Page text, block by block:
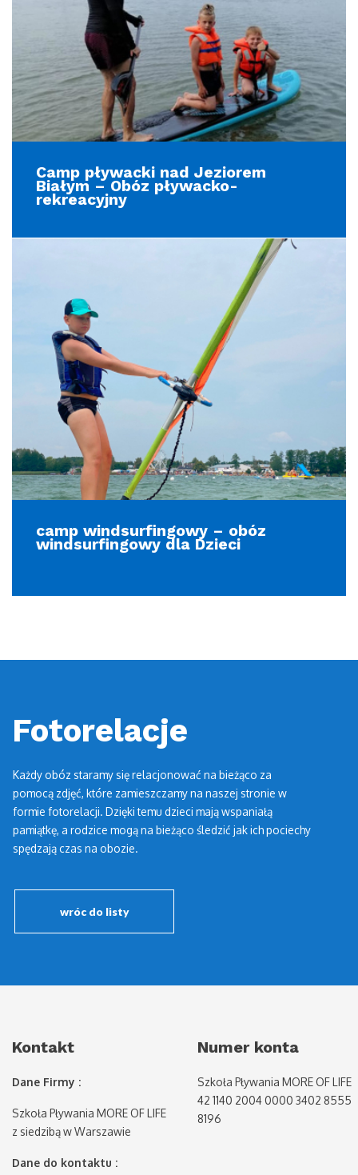
Camp pływacki nad Jeziorem
Białym – Obóz pływacko-
rekreacyjny
camp windsurfingowy – obóz
windsurfingowy dla Dzieci
Fotorelacje
Każdy obóz staramy się relacjonować na bieżąco za
pomocą zdjęć, które zamieszczamy na naszej stronie w
formie fotorelacji. Dzięki temu dzieci mają wspaniałą
pamiątkę, a rodzice mogą na bieżąco śledzić jak ich pociechy
spędzają czas na obozie.
wróc do listy
Kontakt
Dane Firmy :
Szkoła Pływania MORE OF LIFE
z siedzibą w Warszawie
Dane do kontaktu :
Numer konta
Szkoła Pływania MORE OF LIFE
42 1140 2004 0000 3402 8555
8196